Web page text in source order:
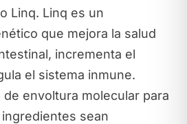
Linq. Linq es un
que mejora la salud
incrementa el
el sistema inmune.
envoltura molecular para
sean